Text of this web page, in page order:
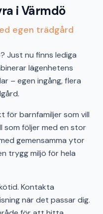
i Värmdö
egen trädgård
Just nu finns lediga
lägenhetens
– egen ingång, flera
för barnfamiljer som vill
som följer med en stor
gemensamma ytor
trygg miljö för hela
Kontakta
när det passar dig.